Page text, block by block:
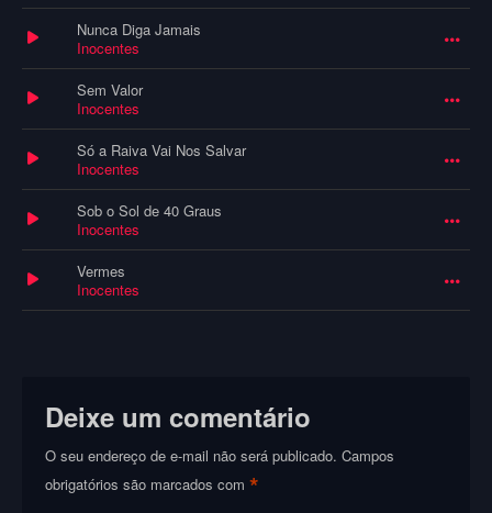
Nunca Diga Jamais
Inocentes
Sem Valor
Inocentes
Só a Raiva Vai Nos Salvar
Inocentes
Sob o Sol de 40 Graus
Inocentes
Vermes
Inocentes
Deixe um comentário
O seu endereço de e-mail não será publicado. Campos
obrigatórios são marcados com*